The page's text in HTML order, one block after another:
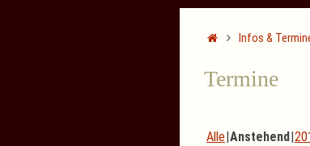
StartInfos &
Termine
Alle Anstehend